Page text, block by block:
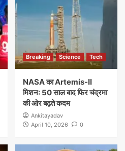
Breaking Science Tech
NASA का Artemis-II
मिशन: 50 साल बाद फिर चंद्रमा
की ओर बढ़ते कदम
Ankitayadav
April 10, 2026
0